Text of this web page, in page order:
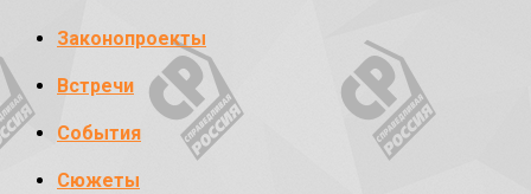
Законопроекты
Встречи
События
Сюжеты